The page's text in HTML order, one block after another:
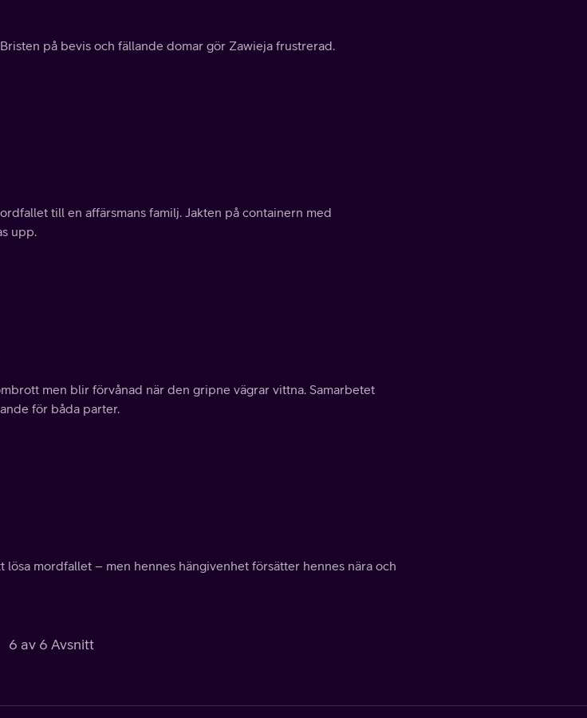
på bevis och fällande domar gör Zawieja frustrerad.
till en affärsmans familj. Jakten på containern med
upp.
men blir förvånad när den gripne vägrar vittna. Samarbetet
för båda parter.
lösa mordfallet – men hennes hängivenhet försätter hennes nära och
6 av 6 Avsnitt